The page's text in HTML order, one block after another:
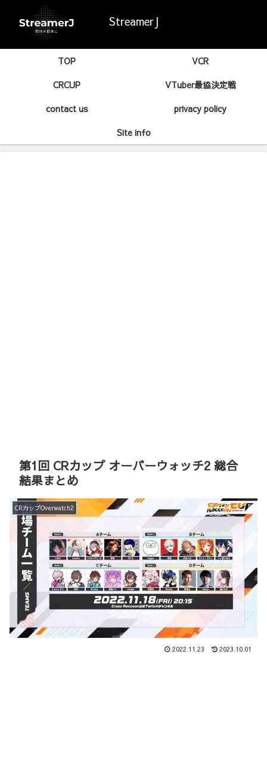
StreamerJ
TOP
VCR
CRCUP
VTuber最協決定戦
contact us
privacy policy
Site info
第1回 CRカップ オーバーウォッチ2 総合
結果まとめ
CRカップOverwatch2
2022.11.23 2023.10.01